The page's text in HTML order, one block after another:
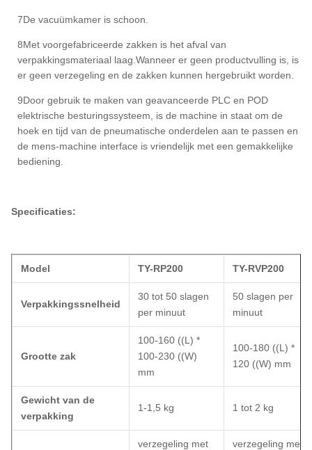
7De vacuümkamer is schoon.
8Met voorgefabriceerde zakken is het afval van
verpakkingsmateriaal laag.Wanneer er geen productvulling is, is
er geen verzegeling en de zakken kunnen hergebruikt worden.
9Door gebruik te maken van geavanceerde PLC en POD
elektrische besturingssysteem, is de machine in staat om de
hoek en tijd van de pneumatische onderdelen aan te passen en
de mens-machine interface is vriendelijk met een gemakkelijke
bediening.
Specificaties:
Model TY-RP200 TY-RVP200
Verpakkingssnelheid
30 tot 50 slagen
per minuut
50 slagen per
minuut
Grootte zak
100-160 ((L) *
100-230 ((W)
mm
100-180 ((L) *
120 ((W) mm
Gewicht van de
verpakking
1-1,5 kg 1 tot 2 kg
verzegeling met
verzegeling met